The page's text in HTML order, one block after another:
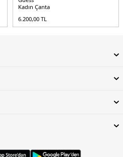
Kadın Çanta
6.200,00 TL